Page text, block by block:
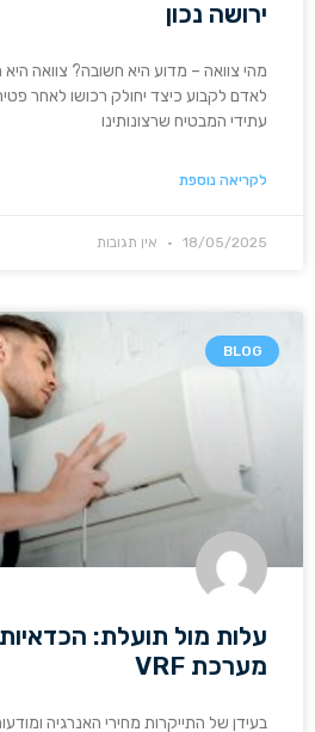
ירושה נכון
מהי צוואה – מדוע היא חשובה? צוואה
לאדם לקבוע כיצד יחולק רכושו לאחר
עתידי המבטיח שרצונותינו
לקריאה נוספת
18/05/2025 אין תגובות
BLOG
עלות מול תועלת:
מערכת VRF
בעידן של התייקרות מחירי האנרגיה